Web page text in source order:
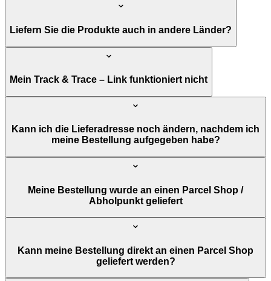
Liefern Sie die Produkte auch in andere Länder?
Mein Track & Trace – Link funktioniert nicht
Kann ich die Lieferadresse noch ändern, nachdem ich
meine Bestellung aufgegeben habe?
Meine Bestellung wurde an einen Parcel Shop /
Abholpunkt geliefert
Kann meine Bestellung direkt an einen Parcel Shop
geliefert werden?